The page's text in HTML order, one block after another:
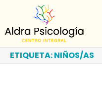
ETIQUETA:NIÑOS/AS